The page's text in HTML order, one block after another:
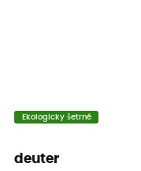
Ekologicky šetrné
deuter